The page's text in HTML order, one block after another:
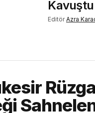
Kavuştu
Editör Azra